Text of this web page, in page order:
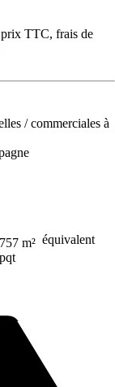
TTC, frais de
/ commerciales à
m² équivalent